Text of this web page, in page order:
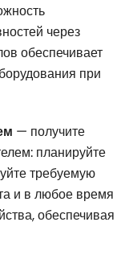
через
обеспечивает
при
— получите
планируйте
требуемую
и в любое время
обеспечивая